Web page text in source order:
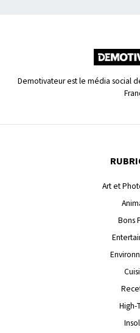
Demotivateur est le média social
Art et
Bons
High-